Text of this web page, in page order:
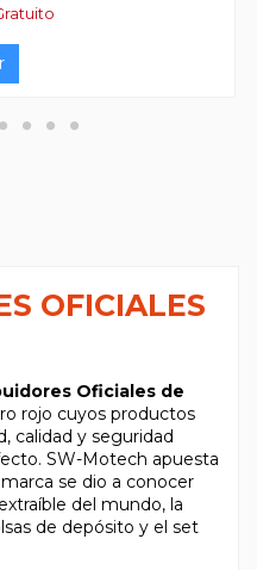
OFICIALES
Oficiales de
rojo cuyos productos
calidad y seguridad
SW-Motech apuesta
se dio a conocer
del mundo, la
de depósito y el set